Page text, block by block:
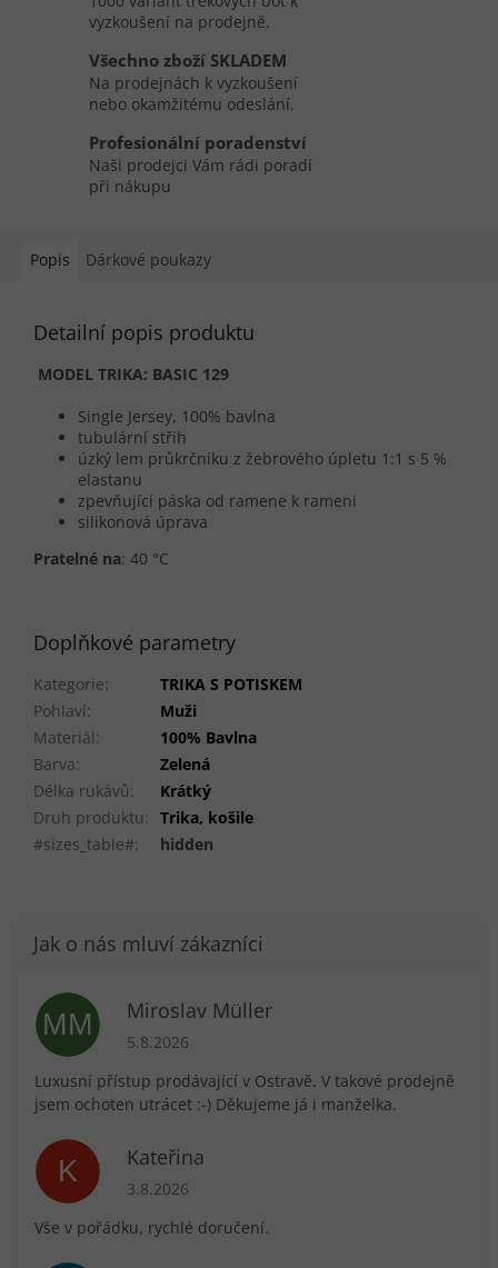
vyzkoušení na prodejně.
Všechno zboží SKLADEM
Na prodejnách k vyzkoušení
nebo okamžitému odeslání.
Profesionální poradenství
Naši prodejci Vám rádi poradí
při nákupu
Popis Dárkové poukazy
Detailní popis produktu
MODEL TRIKA: BASIC 129
Single Jersey, 100% bavlna
tubulární střih
úzký lem průkrčníku z žebrového úpletu 1:1 s 5 %
elastanu
zpevňující páska od ramene k rameni
silikonová úprava
Pratelné na: 40 °C
Doplňkové parametry
Kategorie:
TRIKA S POTISKEM
Pohlaví:
Muži
Materiál:
100% Bavlna
Barva:
Zelená
Délka rukávů:
Krátký
Druh produktu: Trika, košile
#sizes_table#: hidden
MM Miroslav Müller
Hodnocení obchodu je 5 z 5 hvězdiček.
5.8.2026
Luxusní přístup prodávající v Ostravě. V takové prodejně
jsem ochoten utrácet :-) Děkujeme já i manželka.
K Kateřina
Hodnocení obchodu je 5 z 5 hvězdiček.
3.8.2026
Vše v pořádku, rychlé doručení.